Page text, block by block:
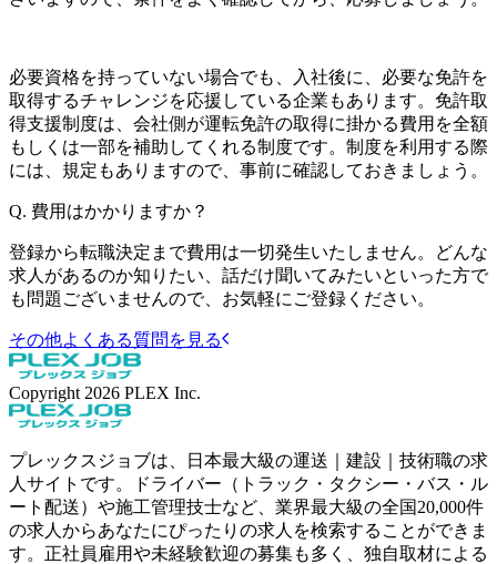
必要資格を持っていない場合でも、入社後に、必要な免許を
取得するチャレンジを応援している企業もあります。免許取
得支援制度は、会社側が運転免許の取得に掛かる費用を全額
もしくは一部を補助してくれる制度です。制度を利用する際
には、規定もありますので、事前に確認しておきましょう。
Q. 費用はかかりますか？
登録から転職決定まで費用は一切発生いたしません。どんな
求人があるのか知りたい、話だけ聞いてみたいといった方で
も問題ございませんので、お気軽にご登録ください。
その他よくある質問を見る
Copyright 2026 PLEX Inc.
プレックスジョブは、日本最大級の運送｜建設｜技術職の求
人サイトです。ドライバー（トラック・タクシー・バス・ル
ート配送）や施工管理技士など、業界最大級の全国20,000件
の求人からあなたにぴったりの求人を検索することができま
す。正社員雇用や未経験歓迎の募集も多く、独自取材による